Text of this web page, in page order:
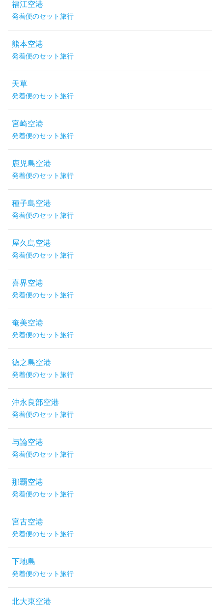
福江空港
発着便のセット旅行
熊本空港
発着便のセット旅行
天草
発着便のセット旅行
宮崎空港
発着便のセット旅行
鹿児島空港
発着便のセット旅行
種子島空港
発着便のセット旅行
屋久島空港
発着便のセット旅行
喜界空港
発着便のセット旅行
奄美空港
発着便のセット旅行
徳之島空港
発着便のセット旅行
沖永良部空港
発着便のセット旅行
与論空港
発着便のセット旅行
那覇空港
発着便のセット旅行
宮古空港
発着便のセット旅行
下地島
発着便のセット旅行
北大東空港